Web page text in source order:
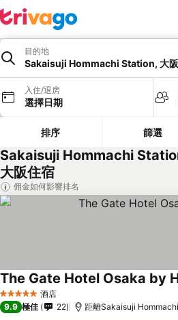
目的地
Sakaisuji Hommachi Station, 大阪
入住/退房
選擇日期
排序 篩選
Sakaisuji Hommachi
大阪住宿
佣金如何影響排名
5 星級 酒店
The Gate Hotel Osaka by
9.9 極佳 22 距離Sakaisuji